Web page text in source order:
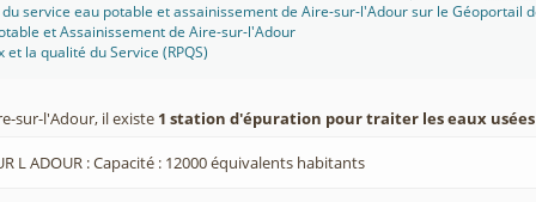
service eau potable et assainissement de Aire-sur-l'Adour sur le Géoportail
et Assainissement de Aire-sur-l'Adour
la qualité du Service (RPQS)
sur-l'Adour, il existe 1 station d'épuration pour traiter les eaux usées
L ADOUR : Capacité : 12000 équivalents habitants